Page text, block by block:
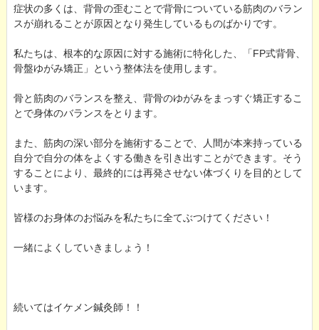
症状の多くは、背骨の歪むことで背骨についている筋肉のバラン
スが崩れることが原因となり発生しているものばかりです。
私たちは、根本的な原因に対する施術に特化した、「FP式背骨、
骨盤ゆがみ矯正」という整体法を使用します。
骨と筋肉のバランスを整え、背骨のゆがみをまっすぐ矯正するこ
とで身体のバランスをとります。
また、筋肉の深い部分を施術することで、人間が本来持っている
自分で自分の体をよくする働きを引き出すことができます。そう
することにより、最終的には再発させない体づくりを目的として
います。
皆様のお身体のお悩みを私たちに全てぶつけてください！
一緒によくしていきましょう！
続いてはイケメン鍼灸師！！